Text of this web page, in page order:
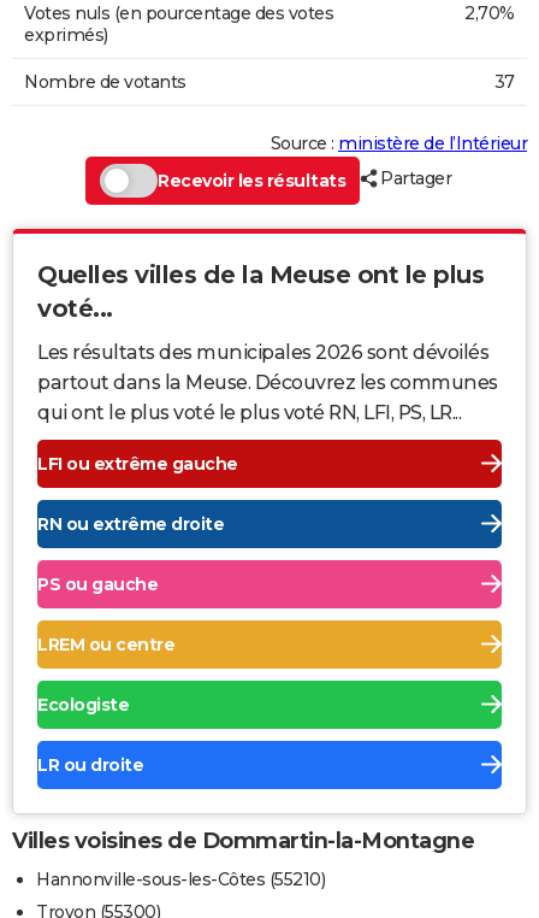
Votes nuls (en pourcentage des votes
exprimés)
2,70%
Nombre de votants 37
Source : ministère de l’Intérieur
Recevoir les résultats
Partager
Quelles villes de la Meuse ont le plus
voté...
Les résultats des municipales 2026 sont dévoilés
partout dans la Meuse. Découvrez les communes
qui ont le plus voté le plus voté RN, LFI, PS, LR...
LFI ou extrême gauche
RN ou extrême droite
PS ou gauche
LREM ou centre
Ecologiste
LR ou droite
Villes voisines de Dommartin-la-Montagne
Hannonville-sous-les-Côtes (55210)
Troyon (55300)